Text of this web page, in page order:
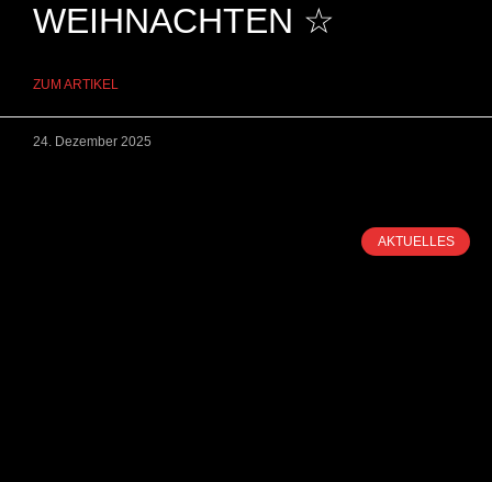
WEIHNACHTEN ☆
ZUM ARTIKEL
24. Dezember 2025
AKTUELLES